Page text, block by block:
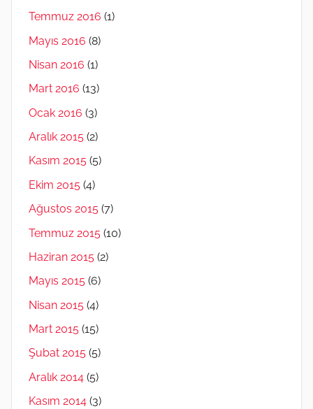
Temmuz 2016 (1)
Mayıs 2016 (8)
Nisan 2016 (1)
Mart 2016 (13)
Ocak 2016 (3)
Aralık 2015 (2)
Kasım 2015 (5)
Ekim 2015 (4)
Ağustos 2015 (7)
Temmuz 2015 (10)
Haziran 2015 (2)
Mayıs 2015 (6)
Nisan 2015 (4)
Mart 2015 (15)
Şubat 2015 (5)
Aralık 2014 (5)
Kasım 2014 (3)